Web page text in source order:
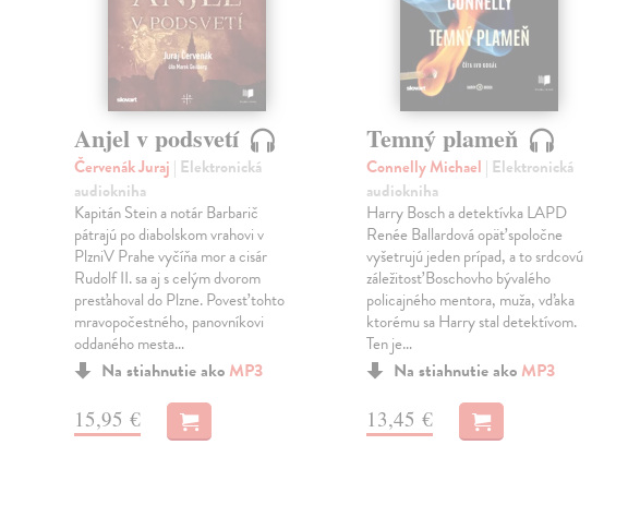
Anjel v podsvetí
Červenák Juraj | Elektronická
audiokniha
Kapitán Stein a notár Barbarič
pátrajú po diabolskom vrahovi v
PlzniV Prahe vyčíňa mor a cisár
Rudolf II. sa aj s celým dvorom
presťahoval do Plzne. Povesť tohto
mravopočestného, panovníkovi
oddaného mesta…
Na stiahnutie ako MP3
15,95 €
Temný plameň
Connelly Michael | Elektronická
audiokniha
Harry Bosch a detektívka LAPD
Renée Ballardová opäť spoločne
vyšetrujú jeden prípad, a to srdcovú
záležitosť Boschovho bývalého
policajného mentora, muža, vďaka
ktorému sa Harry stal detektívom.
Ten je…
Na stiahnutie ako MP3
13,45 €